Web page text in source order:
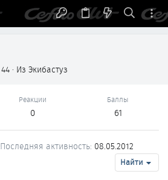
44 · Из Экибастуз
Реакции
0
Баллы
61
Последняя активность 08.05.2012
Найти